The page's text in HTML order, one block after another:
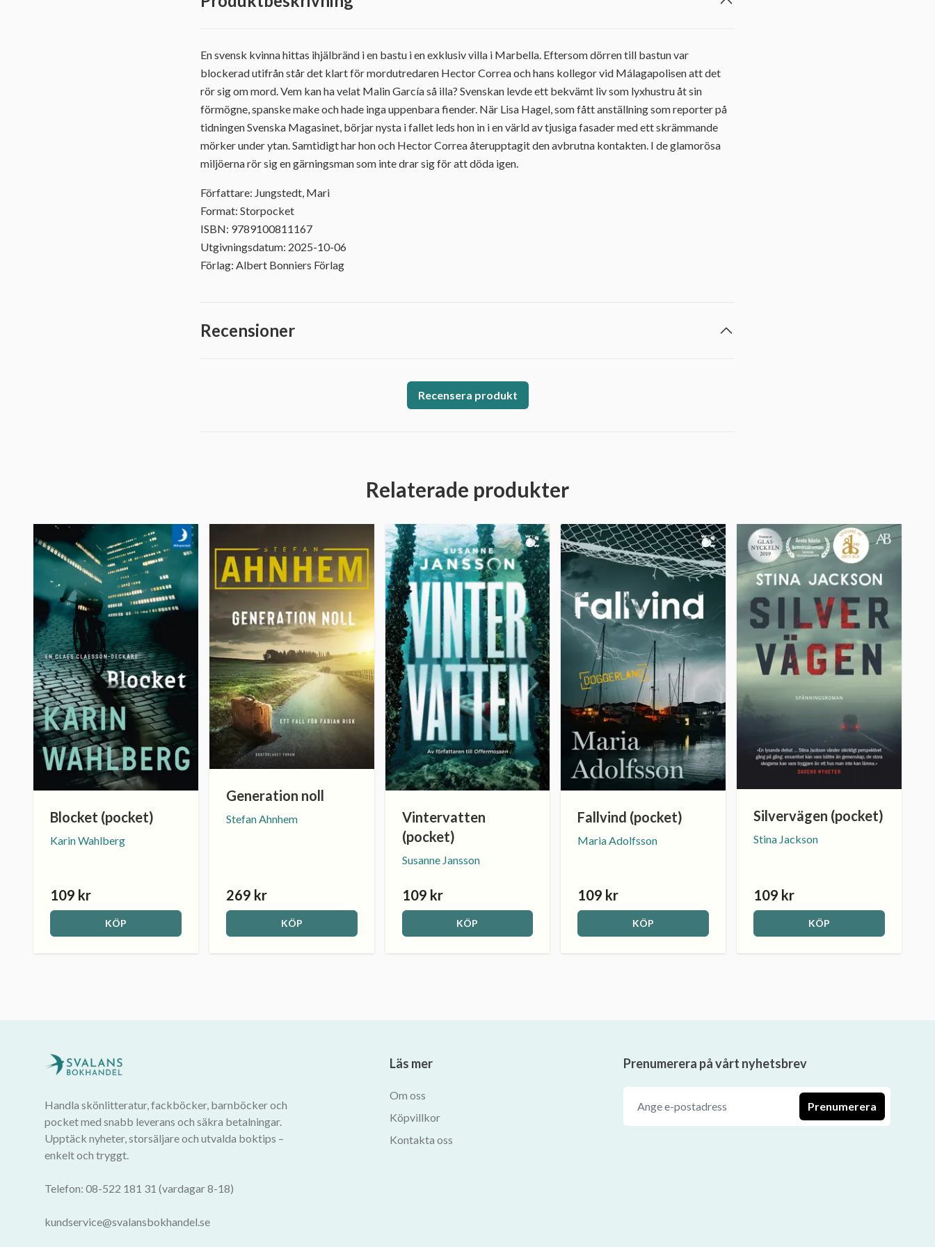
En svensk kvinna hittas ihjälbränd i en bastu i en exklusiv villa i Marbella. Eftersom dörren till bastun var
blockerad utifrån står det klart för mordutredaren Hector Correa och hans kollegor vid Málagapolisen att det
rör sig om mord. Vem kan ha velat Malin García så illa? Svenskan levde ett bekvämt liv som lyxhustru åt sin
förmögne, spanske make och hade inga uppenbara fiender. När Lisa Hagel, som fått anställning som reporter på
tidningen Svenska Magasinet, börjar nysta i fallet leds hon in i en värld av tjusiga fasader med ett skrämmande
mörker under ytan. Samtidigt har hon och Hector Correa återupptagit den avbrutna kontakten. I de glamorösa
miljöerna rör sig en gärningsman som inte drar sig för att döda igen.
Författare: Jungstedt, Mari
Format: Storpocket
ISBN: 9789100811167
Utgivningsdatum: 2025-10-06
Förlag: Albert Bonniers Förlag
Recensioner
Recensera produkt
Relaterade produkter
Blocket (pocket)
Karin Wahlberg
109 kr
KÖP
Generation noll
Stefan Ahnhem
269 kr
KÖP
Vintervatten
(pocket)
Susanne Jansson
109 kr
KÖP
Fallvind (pocket)
Maria Adolfsson
109 kr
KÖP
Silvervägen (pocket)
Stina Jackson
109 kr
KÖP
Handla skönlitteratur, fackböcker, barnböcker och
pocket med snabb leverans och säkra betalningar.
Upptäck nyheter, storsäljare och utvalda boktips –
enkelt och tryggt.
Telefon: 08-522 181 31 (vardagar 8-18)
kundservice@svalansbokhandel.se
Läs mer
Om oss
Köpvillkor
Kontakta oss
Prenumerera på vårt nyhetsbrev
Prenumerera